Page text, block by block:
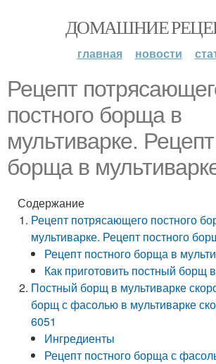
ДОМАШНИЕ
главная новости
Рецепт
постного борща в
мультиварке.
борща в
Содержание
Рецепт потрясающего постного
мультиварке. Рецепт постного
Рецепт постного борща в
Как приготовить постный борщ
Постный борщ в мультиварке
борщ с фасолью в мультиварке
6051
Ингредиенты
Рецепт постного борща с